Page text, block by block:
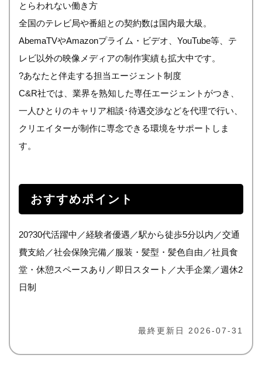
とらわれない働き方
全国のテレビ局や番組との契約数は国内最大級。
AbemaTVやAmazonプライム・ビデオ、YouTube等、テ
レビ以外の映像メディアの制作実績も拡大中です。
?あなたと伴走する担当エージェント制度
C&R社では、業界を熟知した専任エージェントがつき、
一人ひとりのキャリア相談･待遇交渉などを代理で行い、
クリエイターが制作に専念できる環境をサポートしま
す。
おすすめポイント
20?30代活躍中／経験者優遇／駅から徒歩5分以内／交通
費支給／社会保険完備／服装・髪型・髪色自由／社員食
堂・休憩スペースあり／即日スタート／大手企業／週休2
日制
最終更新日 2026-07-31